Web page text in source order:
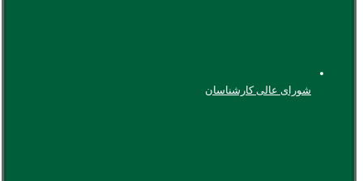
شورای عالی کارشناسان